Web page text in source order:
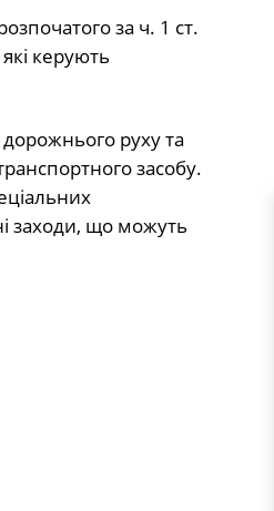
за ч. 1 ст.
керують
дорожнього руху та
засобу.
заходи, що можуть